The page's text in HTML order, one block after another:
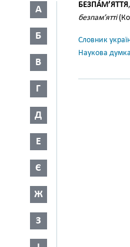
А
Б
В
Г
Д
Е
Є
Ж
З
БЕЗПА́М’ЯТТЯ
безпам’ятті
Словник
Наукова